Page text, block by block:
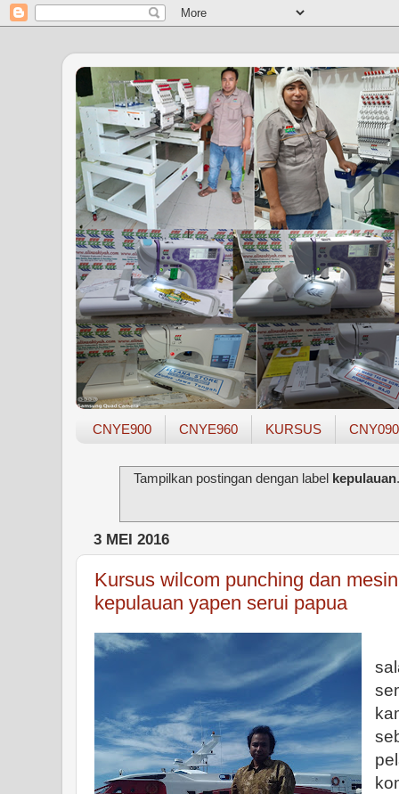
CNYE900 CNYE960 KURSUS
Tampilkan postingan dengan label kepulauan
3 MEI 2016
Kursus wilcom punching dan
kepulauan yapen serui papua